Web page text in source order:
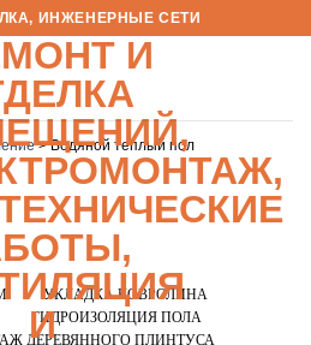
ИНЖЕНЕРНЫЕ СЕТИ
>Водяной теплый пол
УКЛАДКА КОВРОЛИНА
ГИДРОИЗОЛЯЦИЯ ПОЛА
ДЕРЕВЯННОГО ПЛИНТУСА